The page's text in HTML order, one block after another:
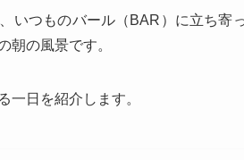
いつものバール（BAR）に立ち寄
朝の風景です。
一日を紹介します。